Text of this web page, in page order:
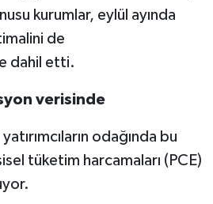
kurumlar, eylül ayında
de
dahil etti.
verisinde
odağında bu
tüketim harcamaları (PCE)